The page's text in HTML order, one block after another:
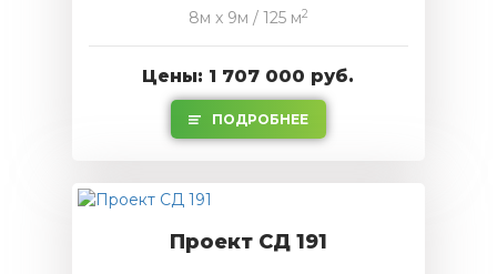
8м x 9м / 125 м2
Цены: 1 707 000 руб.
ПОДРОБНЕЕ
Проект СД 191